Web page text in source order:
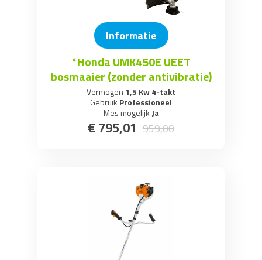
Informatie
*Honda UMK450E UEET
bosmaaier (zonder antivibratie)
Vermogen 1,5 Kw 4-takt
Gebruik Professioneel
Mes mogelijk Ja
€ 795,01 959,00